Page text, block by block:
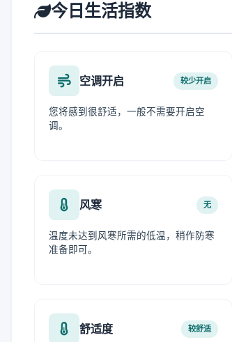
今日生活指数
空调开启 较少开启
您将感到很舒适，一般不需要开启空
调。
风寒 无
温度未达到风寒所需的低温，稍作防寒
准备即可。
舒适度 较舒适